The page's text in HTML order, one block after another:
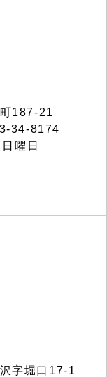
187-21
34-8174
曜日
字堀口17-1